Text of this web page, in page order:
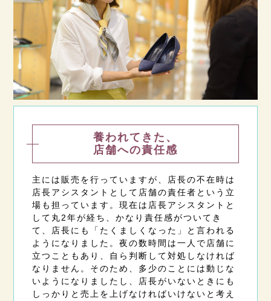
養われてきた、
店舗への責任感
主には販売を行っていますが、店長の不在時は
店長アシスタントとして店舗の責任者という立
場も担っています。現在は店長アシスタントと
して丸2年が経ち、かなり責任感がついてき
て、店長にも「たくましくなった」と言われる
ようになりました。夜の数時間は一人で店舗に
立つこともあり、自ら判断して対処しなければ
なりません。そのため、多少のことには動じな
いようになりましたし、店長がいないときにも
しっかりと売上を上げなければいけないと考え